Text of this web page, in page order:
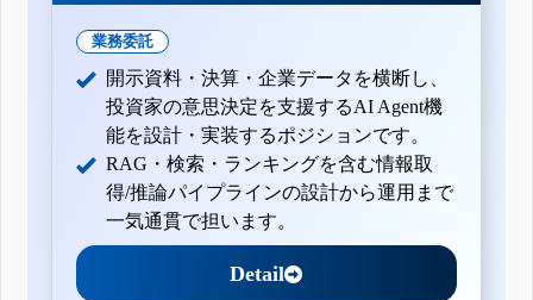
平成26年3月期第2四半期決算短信〔日本基準〕(連結)
正に関するお知らせ
業務委託
開示資料・決算・企業データを横断し、
投資家の意思決定を支援するAI Agent機
能を設計・実装するポジションです。
RAG・検索・ランキングを含む情報取
得/推論パイプラインの設計から運用まで
一気通貫で担います。
Detail